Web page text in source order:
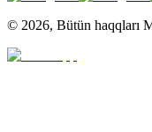
© 2026, Bütün haqqları